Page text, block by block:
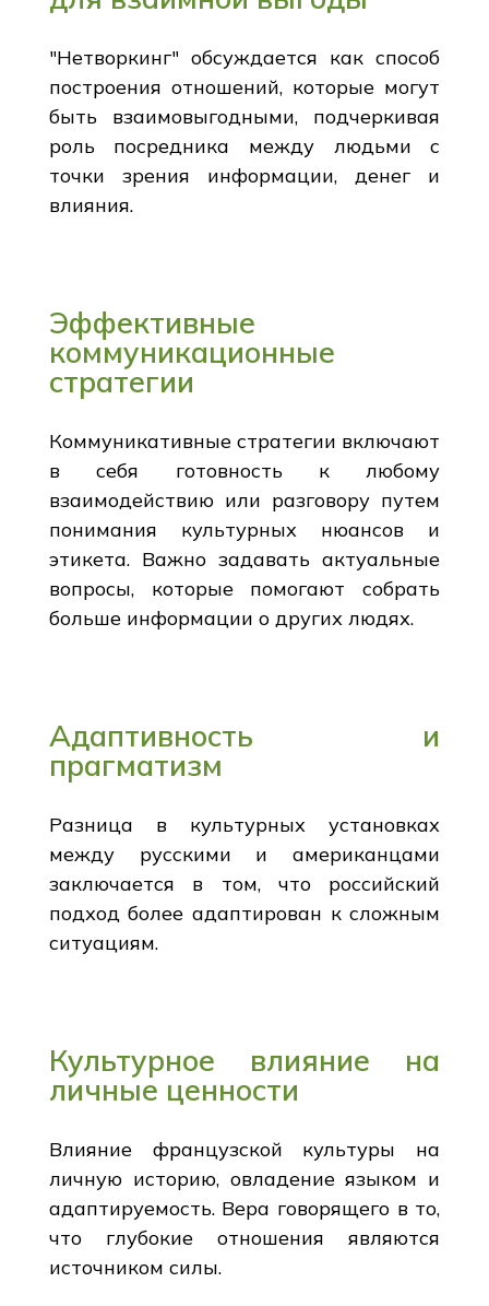
"Нетворкинг" обсуждается как способ
построения отношений, которые могут
быть взаимовыгодными, подчеркивая
роль посредника между людьми с
точки зрения информации, денег и
влияния.
Эффективные
коммуникационные
стратегии
Коммуникативные стратегии включают
в себя готовность к любому
взаимодействию или разговору путем
понимания культурных нюансов и
этикета. Важно задавать актуальные
вопросы, которые помогают собрать
больше информации о других людях.
Адаптивность и
прагматизм
Разница в культурных установках
между русскими и американцами
заключается в том, что российский
подход более адаптирован к сложным
ситуациям.
Культурное влияние на
личные ценности
Влияние французской культуры на
личную историю, овладение языком и
адаптируемость. Вера говорящего в то,
что глубокие отношения являются
источником силы.